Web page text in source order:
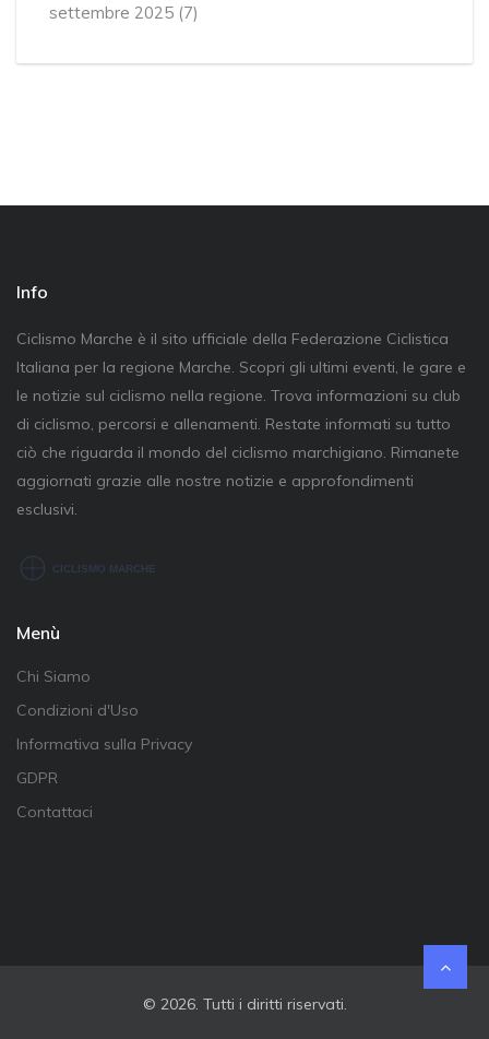
settembre 2025 (7)
Info
Ciclismo Marche è il sito ufficiale della Federazione Ciclistica
Italiana per la regione Marche. Scopri gli ultimi eventi, le gare e
le notizie sul ciclismo nella regione. Trova informazioni su club
di ciclismo, percorsi e allenamenti. Restate informati su tutto
ciò che riguarda il mondo del ciclismo marchigiano. Rimanete
aggiornati grazie alle nostre notizie e approfondimenti
esclusivi.
Menù
Chi Siamo
Condizioni d'Uso
Informativa sulla Privacy
GDPR
Contattaci
© 2026. Tutti i diritti riservati.